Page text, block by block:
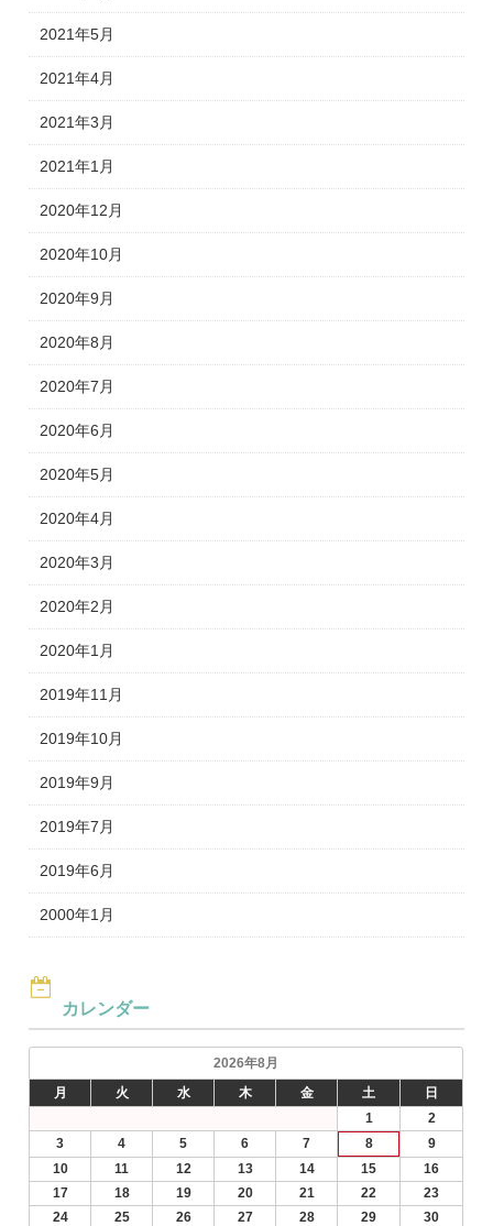
2021年5月
2021年4月
2021年3月
2021年1月
2020年12月
2020年10月
2020年9月
2020年8月
2020年7月
2020年6月
2020年5月
2020年4月
2020年3月
2020年2月
2020年1月
2019年11月
2019年10月
2019年9月
2019年7月
2019年6月
2000年1月
カレンダー
2026年8月
月
火 水 木 金 土 日
1
2
3
4 5 6 7 8
9
10
11 12 13 14 15
16
17
18 19 20 21 22
23
24
25 26 27 28 29
30